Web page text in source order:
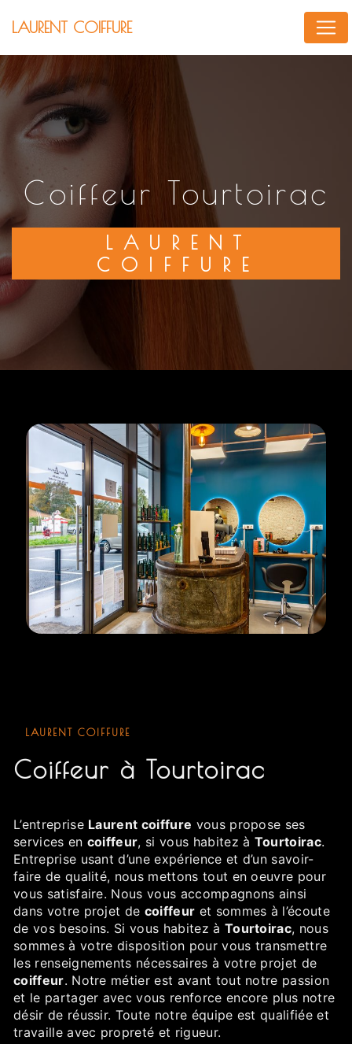
LAURENT COIFFURE
coiffeur Tourtoirac
LAURENT
COIFFURE
LAURENT COIFFURE
coiffeur à Tourtoirac
L’entreprise Laurent coiffure vous propose ses
services en coiffeur, si vous habitez à Tourtoirac.
Entreprise usant d’une expérience et d’un savoir-
faire de qualité, nous mettons tout en oeuvre pour
vous satisfaire. Nous vous accompagnons ainsi
dans votre projet de coiffeur et sommes à l’écoute
de vos besoins. Si vous habitez à Tourtoirac, nous
sommes à votre disposition pour vous transmettre
les renseignements nécessaires à votre projet de
coiffeur. Notre métier est avant tout notre passion
et le partager avec vous renforce encore plus notre
désir de réussir. Toute notre équipe est qualifiée et
travaille avec propreté et rigueur.